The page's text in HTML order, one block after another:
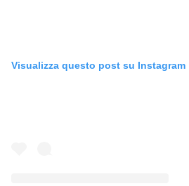
Visualizza questo post su Instagram